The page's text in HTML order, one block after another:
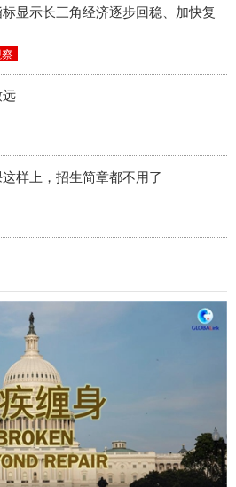
显示长三角经济逐步回稳、加快复
样上，招生简章都不用了